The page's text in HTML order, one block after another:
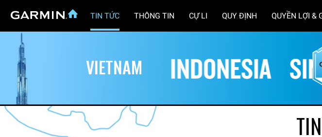
TIN TỨC THÔNG TIN CỰ LI QUY ĐỊNH QUYỀN LỢI &
VIETNAM